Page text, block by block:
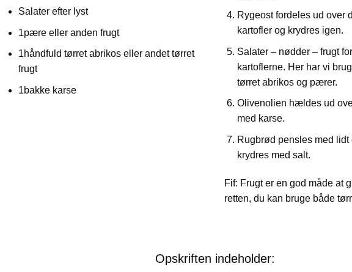
Salater efter lyst
1pære eller anden frugt
1håndfuld tørret abrikos eller andet tørret
frugt
1bakke karse
Rygeost fordeles ud over
kartofler og krydres igen.
Salater – nødder – frugt
kartoflerne. Her har vi
tørret abrikos og pærer.
Olivenolien hældes ud
med karse.
Rugbrød pensles med
krydres med salt.
Fif: Frugt er en god måde at
retten, du kan bruge både
Opskriften indeholder: